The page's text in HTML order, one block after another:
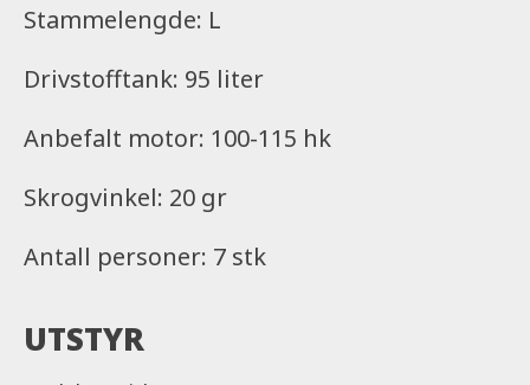
Stammelengde: L
Drivstofftank: 95 liter
Anbefalt motor: 100-115 hk
Skrogvinkel: 20 gr
Antall personer: 7 stk
UTSTYR